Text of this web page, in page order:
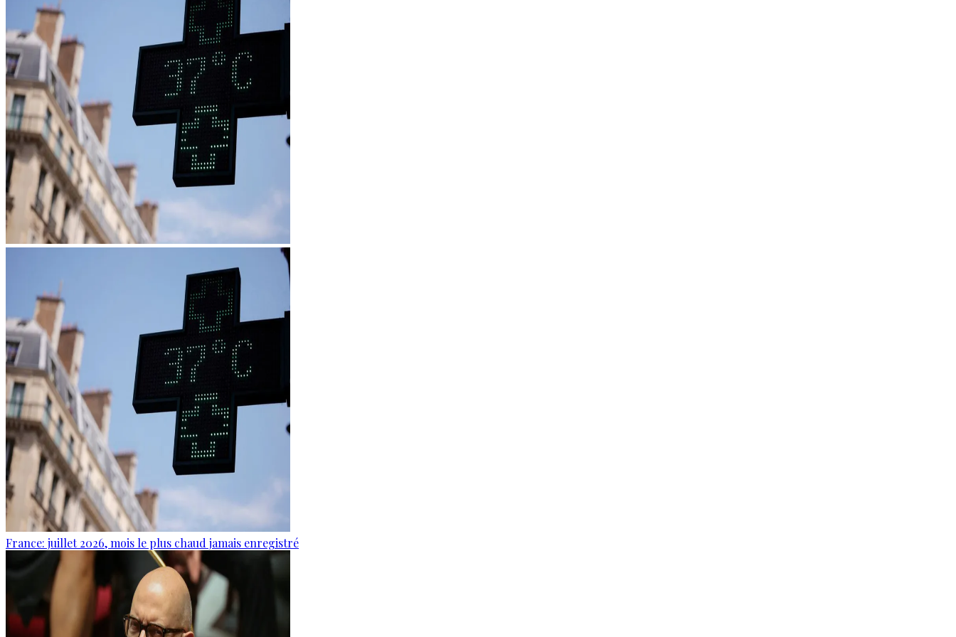
France: juillet 2026, mois le plus chaud jamais enregistré